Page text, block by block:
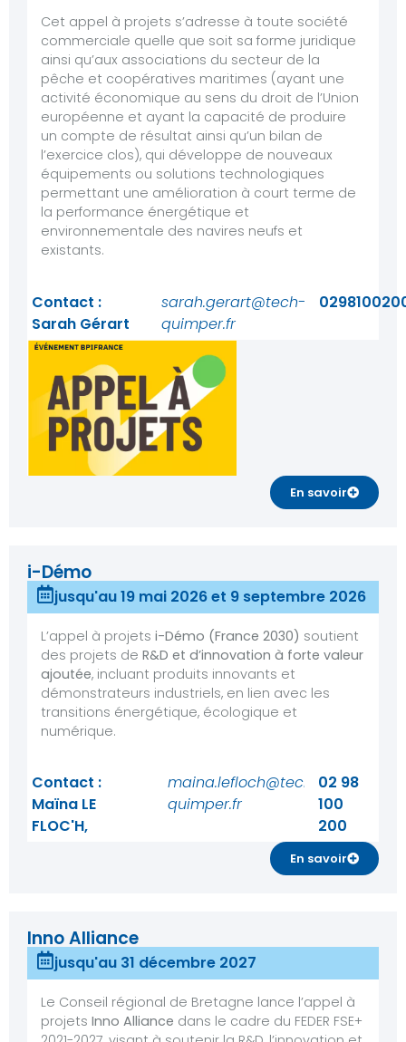
Cet appel à projets s’adresse à toute société
commerciale quelle que soit sa forme juridique
ainsi qu’aux associations du secteur de la
pêche et coopératives maritimes (ayant une
activité économique au sens du droit de l’Union
européenne et ayant la capacité de produire
un compte de résultat ainsi qu’un bilan de
l’exercice clos), qui développe de nouveaux
équipements ou solutions technologiques
permettant une amélioration à court terme de
la performance énergétique et
environnementale des navires neufs et
existants.
Contact :
Sarah Gérart
sarah.gerart@tech-
quimper.fr
En savoir
i-Démo
jusqu'au 19 mai 2026 et 9 septembre 2026
L’appel à projets i-Démo (France 2030) soutient
des projets de R&D et d’innovation à forte valeur
ajoutée, incluant produits innovants et
démonstrateurs industriels, en lien avec les
transitions énergétique, écologique et
numérique.
Contact :
Maïna LE
FLOC'H,
maina.lefloch@tech-
quimper.fr
02 98
100
200
En savoir
Inno Alliance
jusqu'au 31 décembre 2027
Le Conseil régional de Bretagne lance l’appel à
projets Inno Alliance dans le cadre du FEDER FSE+